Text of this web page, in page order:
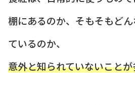
棚にあるのか、そもそもど
ているのか、
意外と知られていないこと